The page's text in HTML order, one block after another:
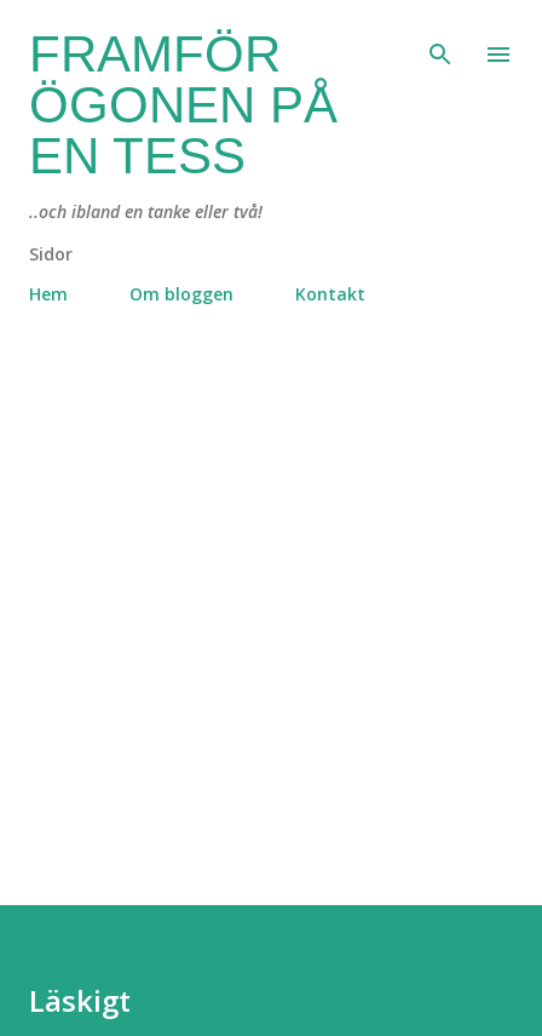
Fortsätt till huvudinnehåll
FRAMFÖR
ÖGONEN PÅ
EN TESS
..och ibland en tanke eller två!
Sidor
Hem
Om bloggen Kontakt
Läskigt